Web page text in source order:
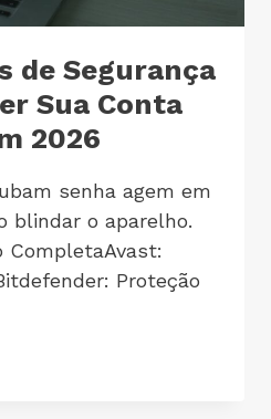
de Segurança
Sua Conta
2026
senha agem em
blindar o aparelho.
CompletaAvast:
Proteção